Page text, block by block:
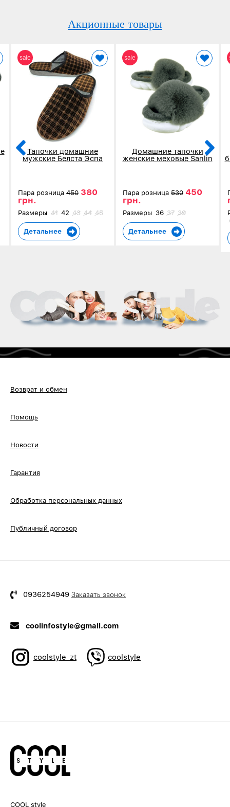
Акционные товары
Тапочки домашние
мужские Белста Эспа
коричневые в клетку 4002
Пара розница 450 380
грн.
Размеры 41 42 43 44 45
Детальнее
sale
Домашние тапочки
женские меховые Sanlin
Пара розница 530 450
грн.
Размеры 36 37 39
Детальнее
sale
Возврат и обмен
Помощь
Новости
Гарантия
Обработка персональных данных
Публичный договор
0936254949 Заказать звонок
coolinfostyle@gmail.com
coolstyle_zt coolstyle
COOL style